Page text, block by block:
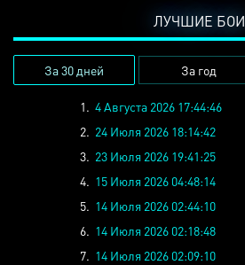
ЛУЧШИЕ БОИ
За 30 дней За год
1. 4 Августа 2026 17:44:46
2. 24 Июля 2026 18:14:42
3. 23 Июля 2026 19:41:25
4. 15 Июля 2026 04:48:14
5. 14 Июля 2026 02:44:10
6. 14 Июля 2026 02:18:48
7. 14 Июля 2026 02:09:10